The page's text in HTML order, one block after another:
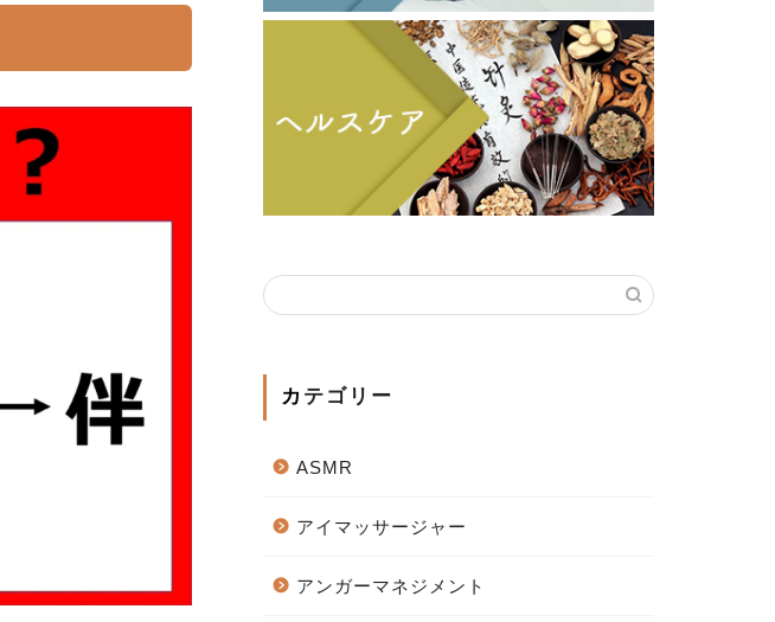
カテゴリー
ASMR
アイマッサージャー
アンガーマネジメント